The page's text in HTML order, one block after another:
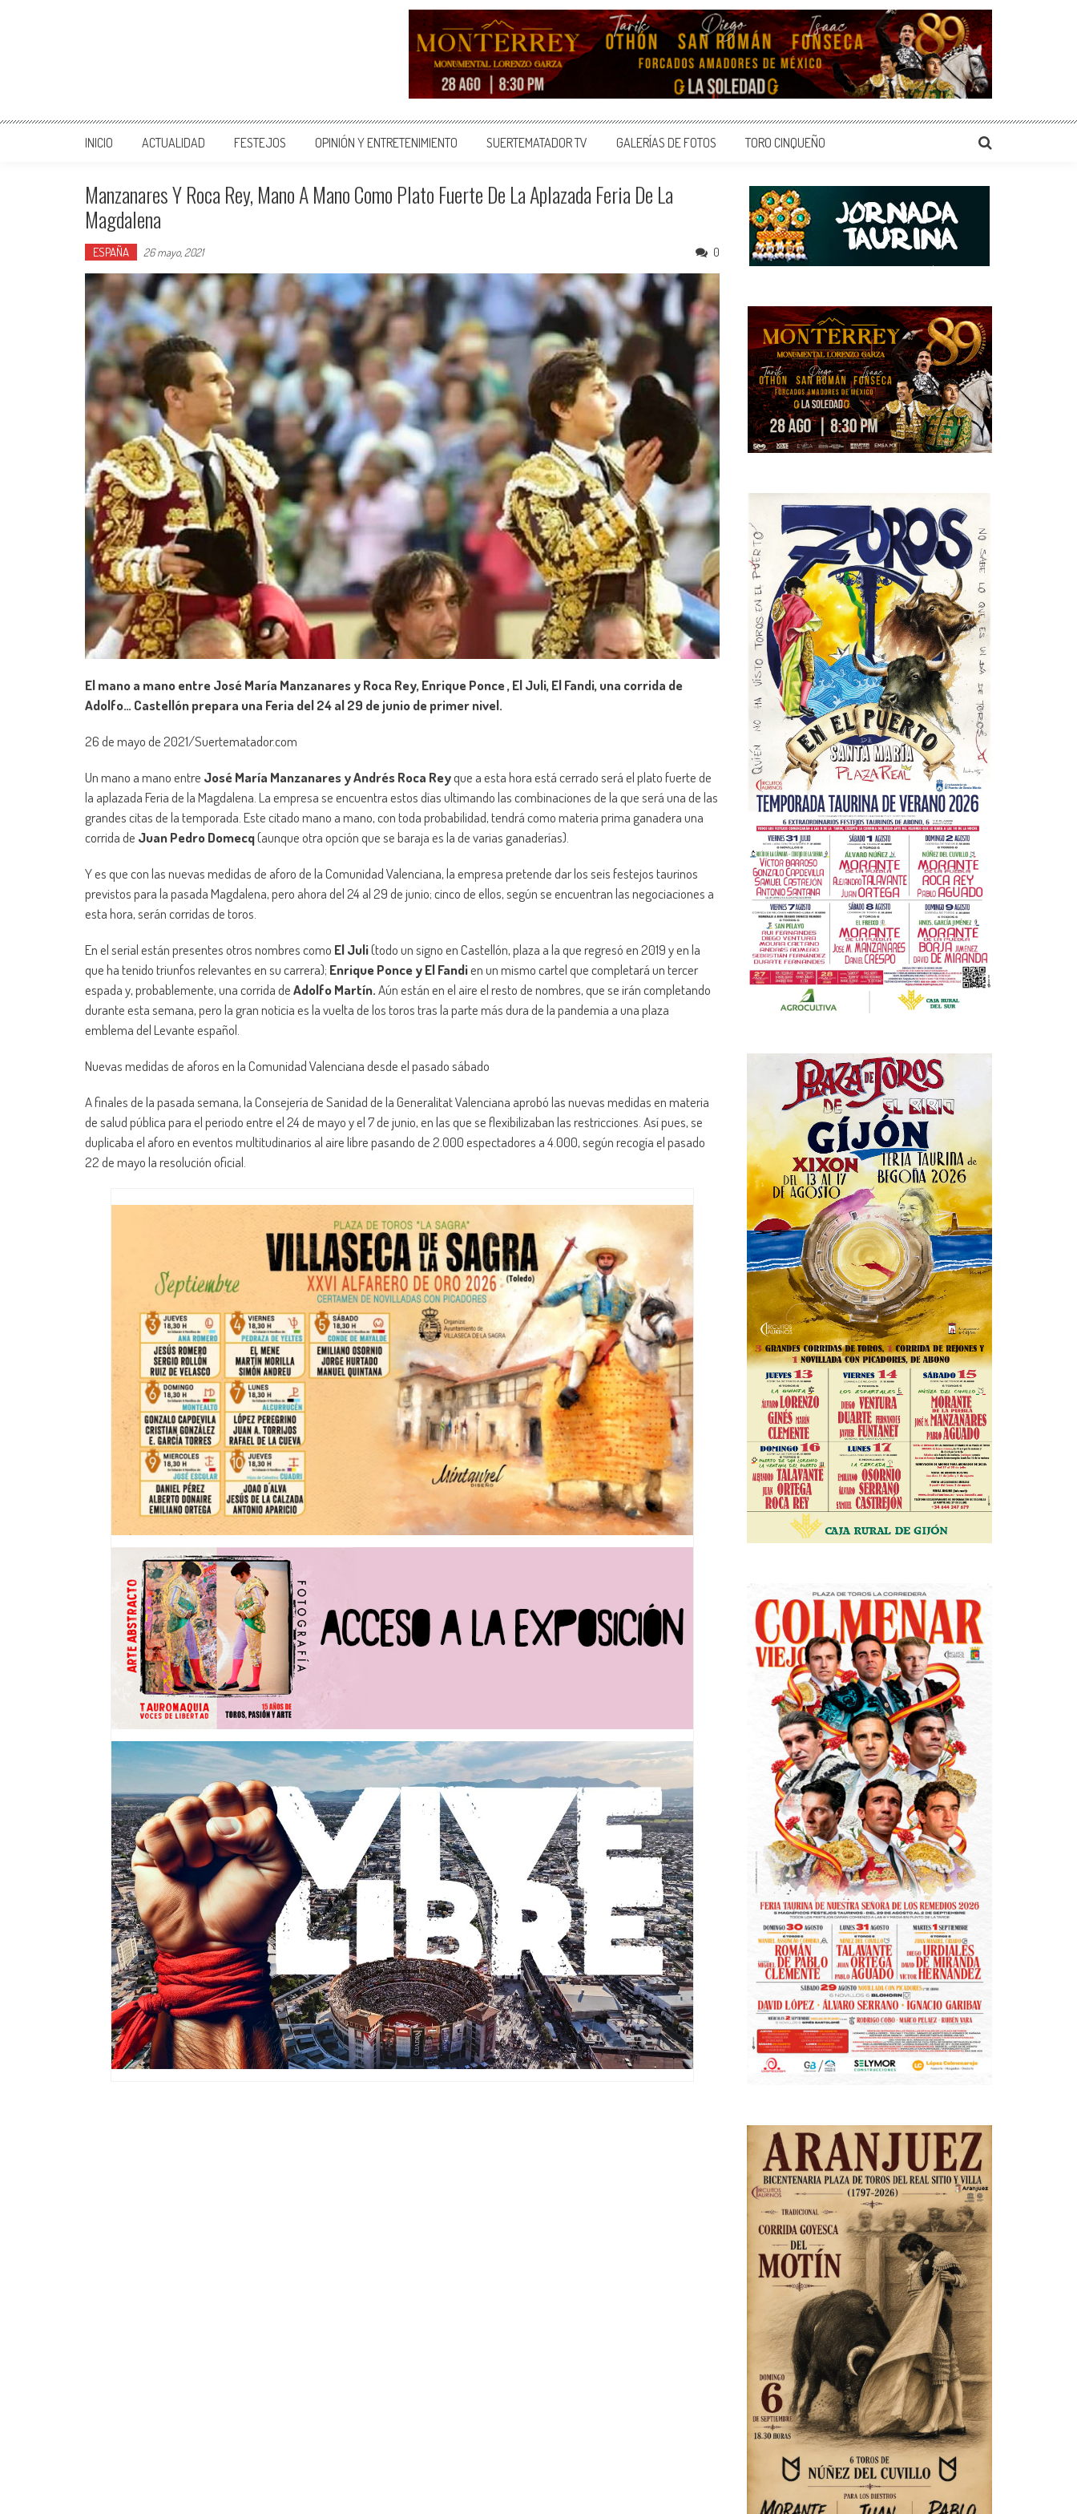
INICIO ACTUALIDAD FESTEJOS OPINIÓN Y ENTRETENIMIENTO SUERTEMATADOR TV GALERÍAS DE FOTOS TORO CINQUEÑO
Manzanares Y Roca Rey, Mano A Mano Como Plato Fuerte De La Aplazada Feria De La
Magdalena
ESPAÑA 26 mayo, 2021 0
El mano a mano entre José María Manzanares y Roca Rey, Enrique Ponce , El Juli, El Fandi, una corrida de
Adolfo… Castellón prepara una Feria del 24 al 29 de junio de primer nivel.
26 de mayo de 2021/Suertematador.com
Un mano a mano entre José María Manzanares y Andrés Roca Reyque a esta hora está cerrado será el plato fuerte de
la aplazada Feria de la Magdalena. La empresa se encuentra estos días ultimando las combinaciones de la que será una de las
grandes citas de la temporada. Este citado mano a mano, con toda probabilidad, tendrá como materia prima ganadera una
corrida de Juan Pedro Domecq(aunque otra opción que se baraja es la de varias ganaderías).
Y es que con las nuevas medidas de aforo de la Comunidad Valenciana, la empresa pretende dar los seis festejos taurinos
previstos para la pasada Magdalena, pero ahora del 24 al 29 de junio; cinco de ellos, según se encuentran las negociaciones a
esta hora, serán corridas de toros.
En el serial están presentes otros nombres como El Juli(todo un signo en Castellón, plaza a la que regresó en 2019 y en la
que ha tenido triunfos relevantes en su carrera); Enrique Ponce y El Fandien un mismo cartel que completará un tercer
espada y, probablemente, una corrida deAdolfo Martín.Aún están en el aire el resto de nombres, que se irán completando
durante esta semana, pero la gran noticia es la vuelta de los toros tras la parte más dura de la pandemia a una plaza
emblema del Levante español.
Nuevas medidas de aforos en la Comunidad Valenciana desde el pasado sábado
A finales de la pasada semana, la Consejería de Sanidad de la Generalitat Valenciana aprobó las nuevas medidas en materia
de salud pública para el periodo entre el 24 de mayo y el 7 de junio, en las que se flexibilizaban las restricciones. Así pues, se
duplicaba el aforo en eventos multitudinarios al aire libre pasando de 2.000 espectadores a 4.000, según recogía el pasado
22 de mayo la resolución oficial.